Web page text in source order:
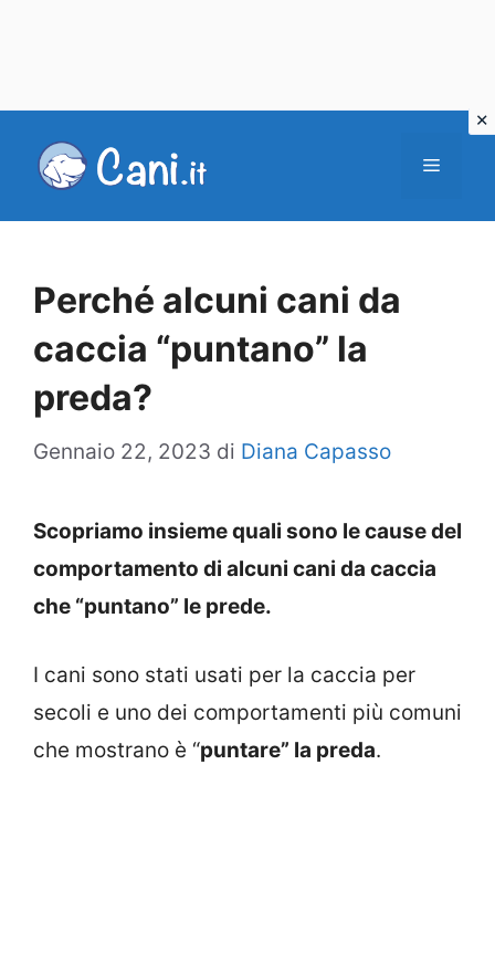
Menu
Perché alcuni cani da
caccia “puntano” la
preda?
Gennaio 22, 2023 di Diana Capasso
Scopriamo insieme quali sono le cause del
comportamento di alcuni cani da caccia
che “puntano” le prede.
I cani sono stati usati per la caccia per
secoli e uno dei comportamenti più comuni
che mostrano è “puntare” la preda.